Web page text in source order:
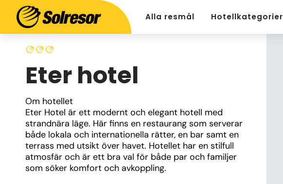
Alla resmål Hotellkategorier
Eter hotel
Om hotellet
Eter Hotel är ett modernt och elegant hotell med
strandnära läge. Här finns en restaurang som serverar
både lokala och internationella rätter, en bar samt en
terrass med utsikt över havet. Hotellet har en stilfull
atmosfär och är ett bra val för både par och familjer
som söker komfort och avkoppling.